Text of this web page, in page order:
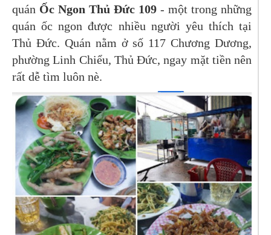
quán Ốc Ngon Thủ Đức 109 - một trong những
quán ốc ngon được nhiều người yêu thích tại
Thủ Đức. Quán nằm ở số 117 Chương Dương,
phường Linh Chiểu, Thủ Đức, ngay mặt tiền nên
rất dễ tìm luôn nè.